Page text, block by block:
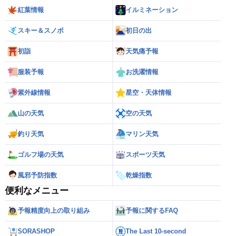
紅葉情報 イルミネーション
スキー＆スノボ 初日の出
初詣 天気痛予報
服装予報 お洗濯情報
紫外線情報 星空・天体情報
山の天気 空の天気
釣り天気 マリン天気
ゴルフ場の天気 スポーツ天気
風邪予防指数 乾燥指数
便利なメニュー
予報精度向上の取り組み 予報に関するFAQ
SORASHOP The Last 10-second